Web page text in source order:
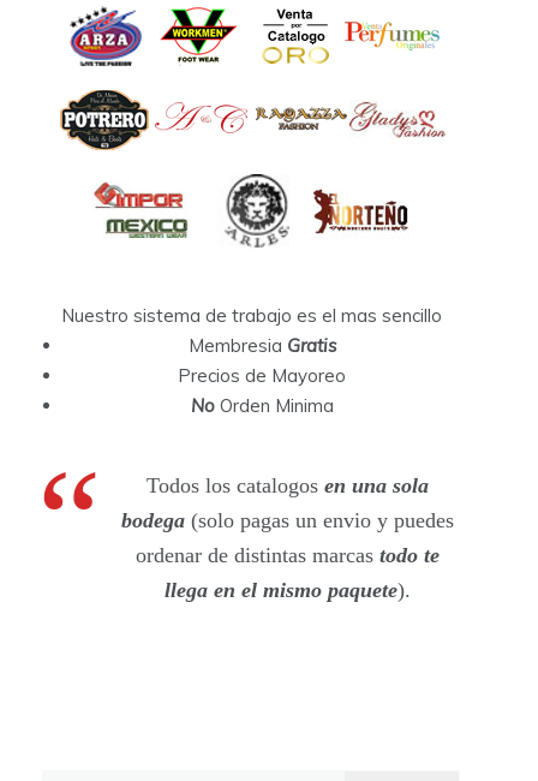
Nuestro sistema de trabajo es el mas sencillo
Membresia Gratis
Precios de Mayoreo
NoOrden Minima
Todos los catalogos en una sola
bodega (solo pagas un envio y puedes
ordenar de distintas marcastodo te
llega en el mismo paquete).